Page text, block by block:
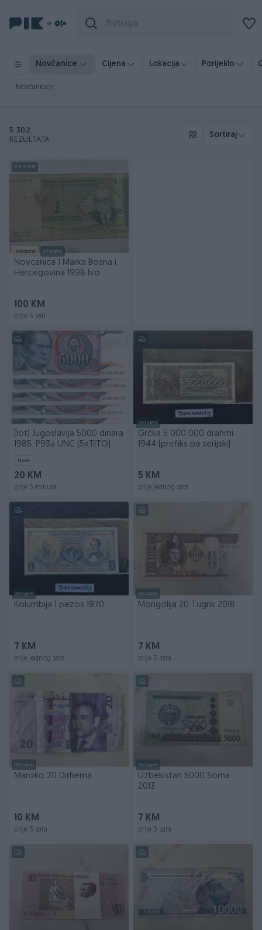
Novčanice Cijena Lokacija Porijeklo
Novčanice
5.302
REZULTATA
Sortiraj
PIK SHOP
Izdvojeno Dostupno
Novcanica 1 Marka Bosna i
Hercegovina 1998 Ivo
100 KM
prije 6 sati
[lot] Jugoslavija 5000 dinara
1985. P93a UNC (5xTITO)
Novo
20 KM
prije 5 minuta
Dostupno
Grčka 5 000 000 drahmi
1944 (prefiks pa serijski)
5 KM
prije jednog sata
Dostupno
Kolumbija 1 pezos 1970
7 KM
prije jednog sata
Dostupno
Mongolija 20 Tugrik 2018
7 KM
prije 3 sata
Dostupno
Maroko 20 Dirhema
10 KM
prije 3 sata
Dostupno
Uzbekistan 5000 Soma
2013
7 KM
prije 3 sata